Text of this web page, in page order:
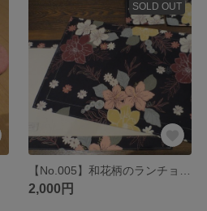
SOLD OUT
2,000円